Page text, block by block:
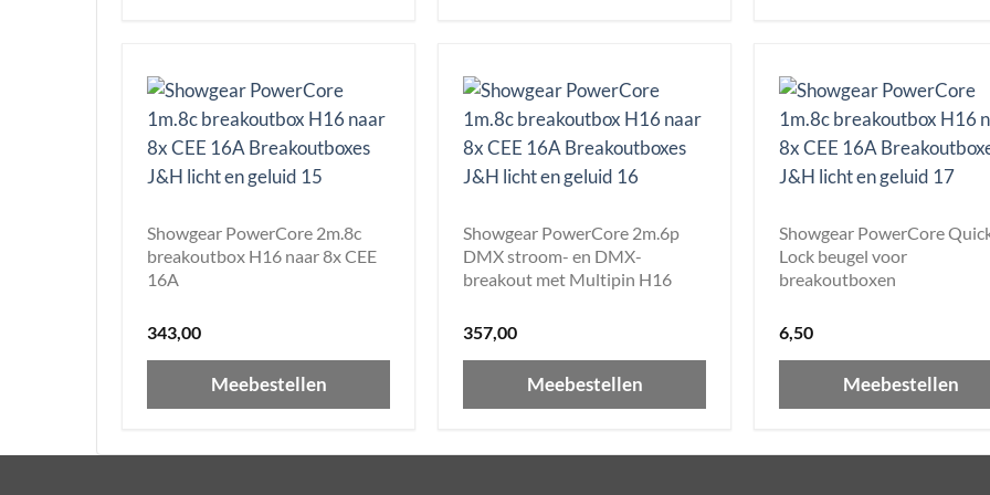
Showgear PowerCore 2m.8c
breakoutbox H16 naar 8x CEE
16A
343,00
Meebestellen
Showgear PowerCore 2m.6p
DMX stroom- en DMX-
breakout met Multipin H16
357,00
Meebestellen
Showgear PowerCore
Lock beugel voor
breakoutboxen
6,50
Meebestellen